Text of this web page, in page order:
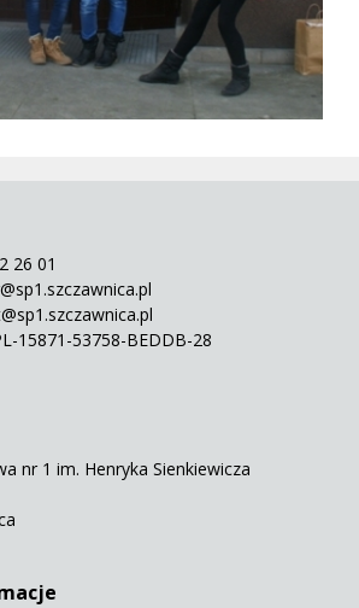
26 01
15871-53758-BEDDB-28
nr 1 im. Henryka Sienkiewicza